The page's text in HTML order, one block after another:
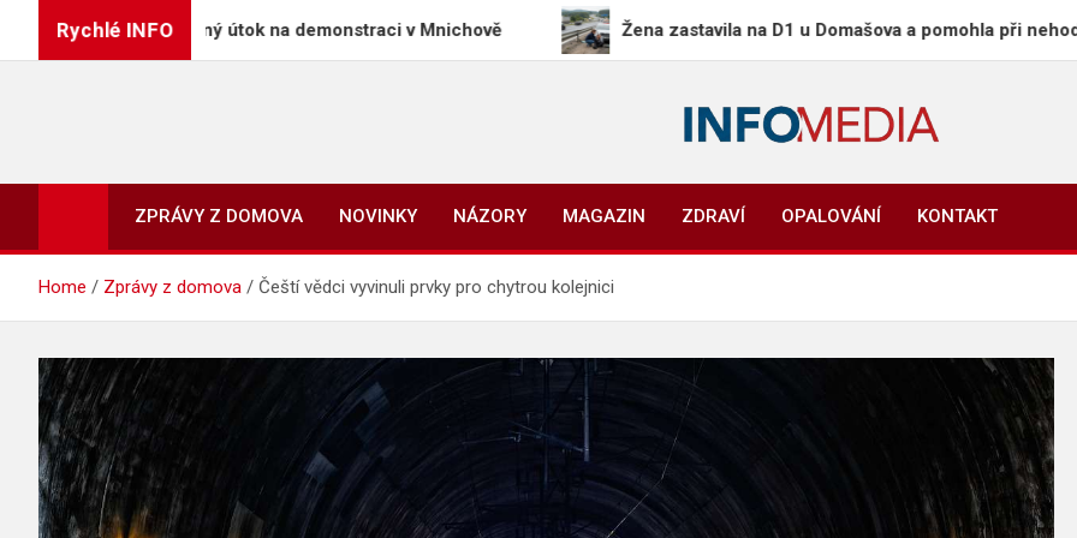
Rychlé INFO
za úmyslný útok na demonstraci v Mnichově Žena zastavila na D1 u Domašova a pomohla při nehodě,
Info-Media.cz
Zprávy, media a souvislosti dneška
ZPRÁVY Z DOMOVA
NOVINKY NÁZORY MAGAZIN ZDRAVÍ OPALOVÁNÍ KONTAKT
Home Zprávy z domova Čeští vědci vyvinuli prvky pro chytrou kolejnici